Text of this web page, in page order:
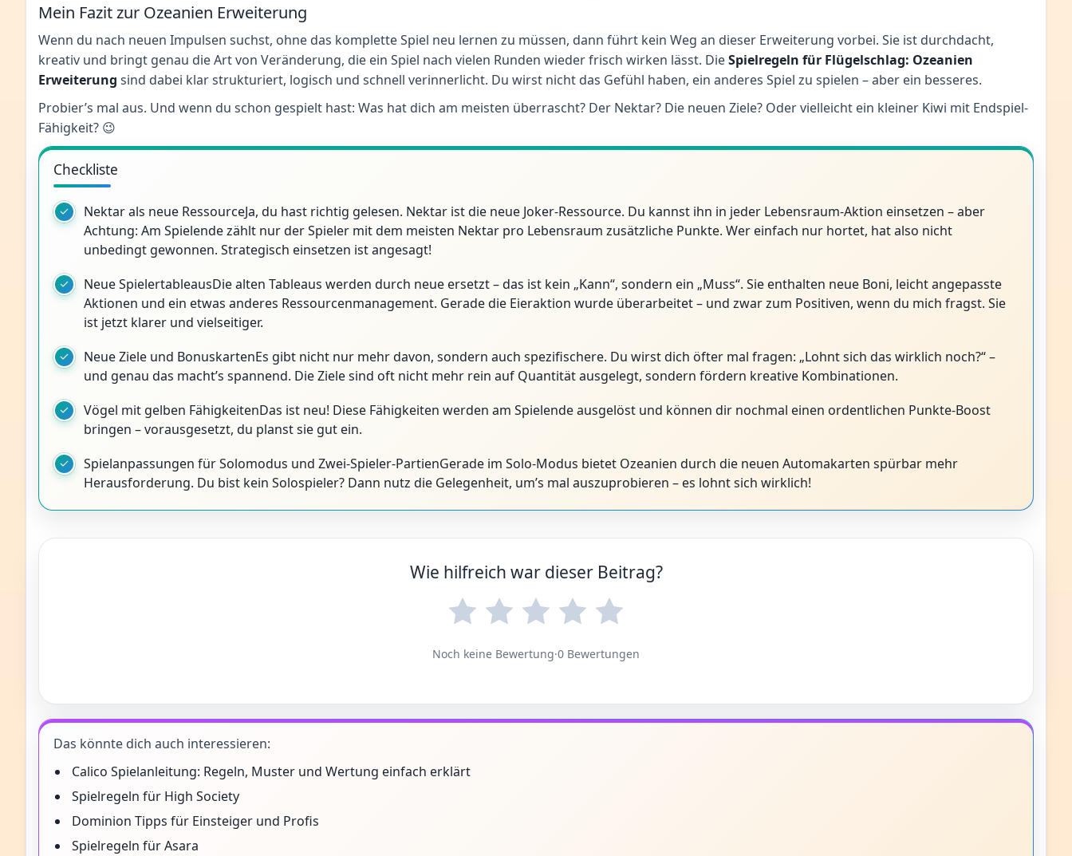
Mein Fazit zur Ozeanien Erweiterung
Wenn du nach neuen Impulsen suchst, ohne das komplette Spiel neu lernen zu müssen, dann führt kein Weg an dieser Erweiterung vorbei. Sie ist durchdacht,
kreativ und bringt genau die Art von Veränderung, die ein Spiel nach vielen Runden wieder frisch wirken lässt. DieSpielregeln für Flügelschlag: Ozeanien
Erweiterung sind dabei klar strukturiert, logisch und schnell verinnerlicht. Du wirst nicht das Gefühl haben, ein anderes Spiel zu spielen – aber ein besseres.
Probier’s mal aus. Und wenn du schon gespielt hast: Was hat dich am meisten überrascht? Der Nektar? Die neuen Ziele? Oder vielleicht ein kleiner Kiwi mit Endspiel-
Fähigkeit? 😉
Checkliste
Nektar als neue RessourceJa, du hast richtig gelesen. Nektar ist die neue Joker-Ressource. Du kannst ihn in jeder Lebensraum-Aktion einsetzen – aber
Achtung: Am Spielende zählt nur der Spieler mit dem meisten Nektar pro Lebensraum zusätzliche Punkte. Wer einfach nur hortet, hat also nicht
unbedingt gewonnen. Strategisch einsetzen ist angesagt!
Neue SpielertableausDie alten Tableaus werden durch neue ersetzt – das ist kein „Kann“, sondern ein „Muss“. Sie enthalten neue Boni, leicht angepasste
Aktionen und ein etwas anderes Ressourcenmanagement. Gerade die Eieraktion wurde überarbeitet – und zwar zum Positiven, wenn du mich fragst. Sie
ist jetzt klarer und vielseitiger.
Neue Ziele und BonuskartenEs gibt nicht nur mehr davon, sondern auch spezifischere. Du wirst dich öfter mal fragen: „Lohnt sich das wirklich noch?“ –
und genau das macht’s spannend. Die Ziele sind oft nicht mehr rein auf Quantität ausgelegt, sondern fördern kreative Kombinationen.
Vögel mit gelben FähigkeitenDas ist neu! Diese Fähigkeiten werden am Spielende ausgelöst und können dir nochmal einen ordentlichen Punkte-Boost
bringen – vorausgesetzt, du planst sie gut ein.
Spielanpassungen für Solomodus und Zwei-Spieler-PartienGerade im Solo-Modus bietet Ozeanien durch die neuen Automakarten spürbar mehr
Herausforderung. Du bist kein Solospieler? Dann nutz die Gelegenheit, um’s mal auszuprobieren – es lohnt sich wirklich!
Wie hilfreich war dieser Beitrag?
Noch keine Bewertung·0 Bewertungen
Das könnte dich auch interessieren:
Calico Spielanleitung: Regeln, Muster und Wertung einfach erklärt
Spielregeln für High Society
Dominion Tipps für Einsteiger und Profis
Spielregeln für Asara